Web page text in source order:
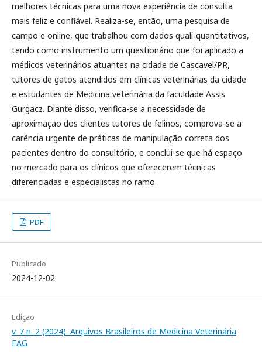
melhores técnicas para uma nova experiência de consulta
mais feliz e confiável. Realiza-se, então, uma pesquisa de
campo e online, que trabalhou com dados quali-quantitativos,
tendo como instrumento um questionário que foi aplicado a
médicos veterinários atuantes na cidade de Cascavel/PR,
tutores de gatos atendidos em clínicas veterinárias da cidade
e estudantes de Medicina veterinária da faculdade Assis
Gurgacz. Diante disso, verifica-se a necessidade de
aproximação dos clientes tutores de felinos, comprova-se a
carência urgente de práticas de manipulação correta dos
pacientes dentro do consultório, e conclui-se que há espaço
no mercado para os clínicos que oferecerem técnicas
diferenciadas e especialistas no ramo.
PDF
Publicado
2024-12-02
Edição
v. 7 n. 2 (2024): Arquivos Brasileiros de Medicina Veterinária
FAG